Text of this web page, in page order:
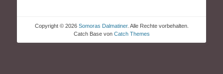
Copyright © 2026 Somoras Dalmatiner. Alle Rechte vorbehalten.
Catch Base von Catch Themes